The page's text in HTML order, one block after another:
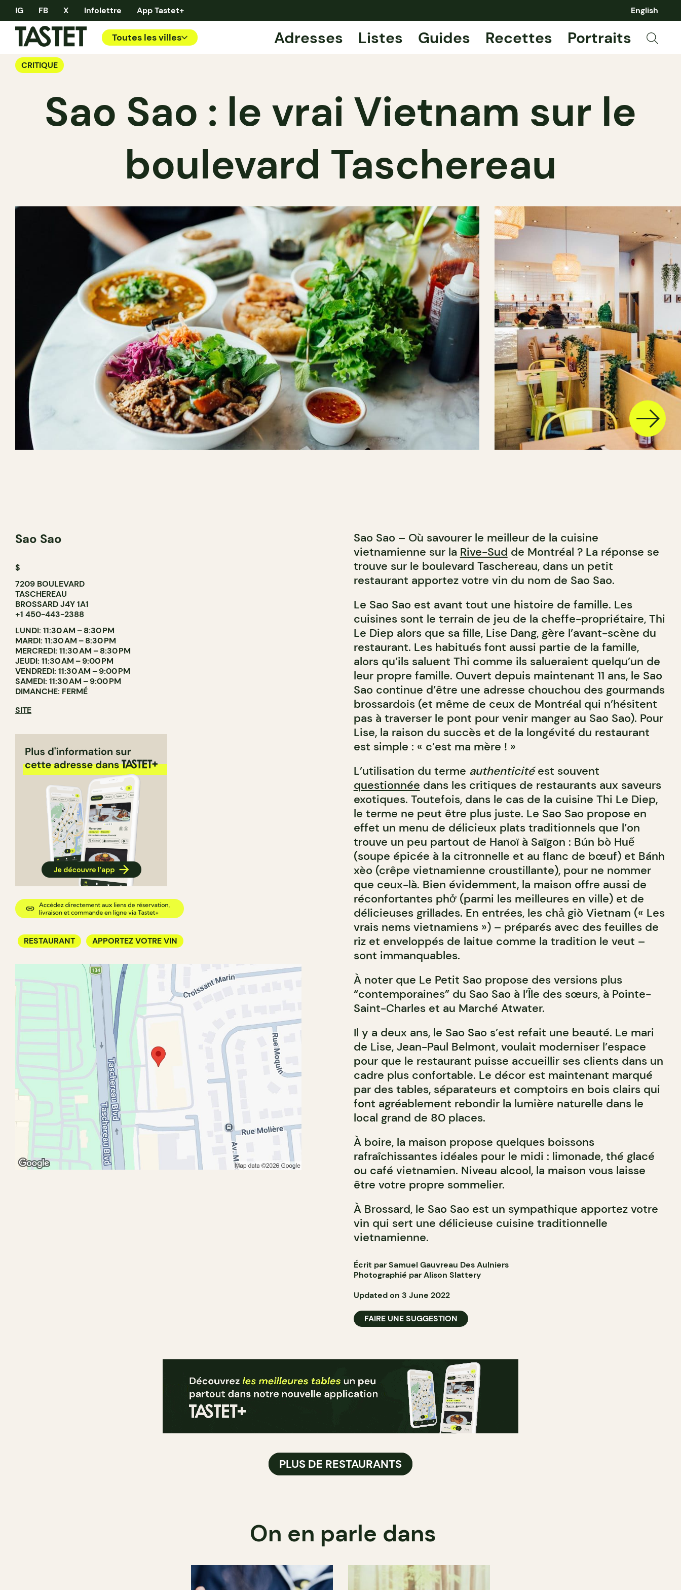
IG FB X Infolettre App Tastet+ English
Toutes les villes Adresses Listes Guides Recettes Portraits
CRITIQUE
Sao Sao : le vrai Vietnam sur le
boulevard Taschereau
Sao Sao
$
7209 BOULEVARD
TASCHEREAU
BROSSARD J4Y 1A1
+1 450-443-2388
LUNDI: 11:30 AM – 8:30 PM
MARDI: 11:30 AM – 8:30 PM
MERCREDI: 11:30 AM – 8:30 PM
JEUDI: 11:30 AM – 9:00 PM
VENDREDI: 11:30 AM – 9:00 PM
SAMEDI: 11:30 AM – 9:00 PM
DIMANCHE: FERMÉ
SITE
RESTAURANT APPORTEZ VOTRE VIN
Sao Sao – Où savourer le meilleur de la cuisine
vietnamienne sur la Rive-Sud de Montréal ? La réponse se
trouve sur le boulevard Taschereau, dans un petit
restaurant apportez votre vin du nom de Sao Sao.
Le Sao Sao est avant tout une histoire de famille. Les
cuisines sont le terrain de jeu de la cheffe-propriétaire, Thi
Le Diep alors que sa fille, Lise Dang, gère l’avant-scène du
restaurant. Les habitués font aussi partie de la famille,
alors qu’ils saluent Thi comme ils salueraient quelqu’un de
leur propre famille. Ouvert depuis maintenant 11 ans, le Sao
Sao continue d’être une adresse chouchou des gourmands
brossardois (et même de ceux de Montréal qui n’hésitent
pas à traverser le pont pour venir manger au Sao Sao). Pour
Lise, la raison du succès et de la longévité du restaurant
est simple : « c’est ma mère ! »
L’utilisation du terme authenticité est souvent
questionnée dans les critiques de restaurants aux saveurs
exotiques. Toutefois, dans le cas de la cuisine Thi Le Diep,
le terme ne peut être plus juste. Le Sao Sao propose en
effet un menu de délicieux plats traditionnels que l’on
trouve un peu partout de Hanoï à Saïgon : Bún bò Huế
(soupe épicée à la citronnelle et au flanc de bœuf) et Bánh
xèo (crêpe vietnamienne croustillante), pour ne nommer
que ceux-là. Bien évidemment, la maison offre aussi de
réconfortantes phở (parmi les meilleures en ville) et de
délicieuses grillades. En entrées, les chả giò Vietnam (« Les
vrais nems vietnamiens ») – préparés avec des feuilles de
riz et enveloppés de laitue comme la tradition le veut –
sont immanquables.
À noter que Le Petit Sao propose des versions plus
“contemporaines” du Sao Sao à l’Île des sœurs, à Pointe-
Saint-Charles et au Marché Atwater.
Il y a deux ans, le Sao Sao s’est refait une beauté. Le mari
de Lise, Jean-Paul Belmont, voulait moderniser l’espace
pour que le restaurant puisse accueillir ses clients dans un
cadre plus confortable. Le décor est maintenant marqué
par des tables, séparateurs et comptoirs en bois clairs qui
font agréablement rebondir la lumière naturelle dans le
local grand de 80 places.
À boire, la maison propose quelques boissons
rafraîchissantes idéales pour le midi : limonade, thé glacé
ou café vietnamien. Niveau alcool, la maison vous laisse
être votre propre sommelier.
À Brossard, le Sao Sao est un sympathique apportez votre
vin qui sert une délicieuse cuisine traditionnelle
vietnamienne.
Écrit par Samuel Gauvreau Des Aulniers
Photographié par Alison Slattery
Updated on 3 June 2022
FAIRE UNE SUGGESTION
PLUS DE RESTAURANTS
On en parle dans